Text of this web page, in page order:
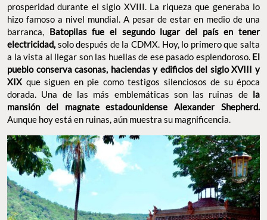
prosperidad durante el siglo XVIII. La riqueza que generaba lo
hizo famoso a nivel mundial. A pesar de estar en medio de una
barranca, Batopilas fue el segundo lugar del país en tener
electricidad, solo después de la CDMX. Hoy, lo primero que salta
a la vista al llegar son las huellas de ese pasado esplendoroso. El
pueblo conserva casonas, haciendas y edificios del siglo XVIII y
XIX que siguen en pie como testigos silenciosos de su época
dorada. Una de las más emblemáticas son las ruinas dela
mansión del magnate estadounidense Alexander Shepherd.
Aunque hoy está en ruinas, aún muestra su magnificencia.